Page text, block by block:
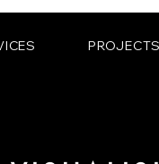
PROJECTS